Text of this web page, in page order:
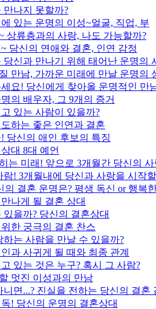
만나지 못할까?
있는 운명의 이성~얼굴, 직업, 부
상류층과의 사랑, 나도 가능할까?
당신의 연애와 결혼, 인연 감정
당신과 만나기 위해 태어난 운명의
만남, 가까운 미래에 만날 운명의
요! 당신에게 찾아올 운명적인 만
의 배우자, 그 9개의 증거
있는 사람이 있을까?
하는 좋은 인연과 결혼
당신의 애인 후보의 특징
대 8대 예언
는 미래! 앞으로 3개월간 당신의
람! 3개월내에 당신과 사랑을 시작
의 결혼 운명은? 평생 독신 or 행복
나게 될 결혼 상대
있을까? 당신의 결혼상대
한 궁극의 결혼 찬스
하는 사람을 만날 수 있을까?
과 사귀게 될 때와 최종 관계
있는 것은 누구? 혹시 그 사람?
멋진 이성과의 만남
니면...? 진실을 전하는 당신의 결혼
! 당신의 운명의 결혼상대